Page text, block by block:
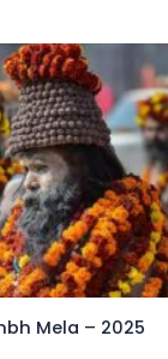
Mela – 2025